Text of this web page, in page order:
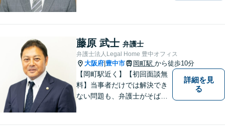
【初回相談30分無料】
藤原 武士 弁護士
弁護士法人Legal Home 豊中オフィス
大阪府 豊中市 岡町駅 から徒歩10分
【岡町駅近く】【初回面談無
料】当事者だけでは解決でき
ない問題も、弁護士がそばに
詳細を見
る